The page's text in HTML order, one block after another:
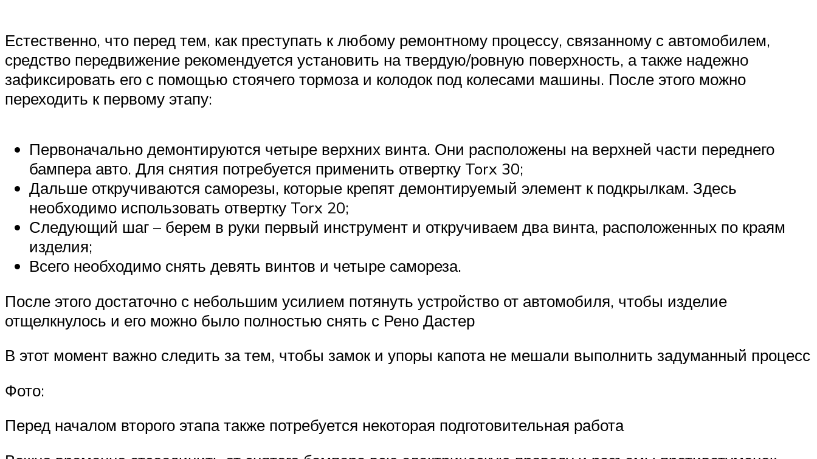
Естественно, что перед тем, как преступать к любому ремонтному процессу, связанному с автомобилем,
средство передвижение рекомендуется установить на твердую/ровную поверхность, а также надежно
зафиксировать его с помощью стоячего тормоза и колодок под колесами машины. После этого можно
переходить к первому этапу:
Первоначально демонтируются четыре верхних винта. Они расположены на верхней части переднего
бампера авто. Для снятия потребуется применить отвертку Torx 30;
Дальше откручиваются саморезы, которые крепят демонтируемый элемент к подкрылкам. Здесь
необходимо использовать отвертку Torx 20;
Следующий шаг – берем в руки первый инструмент и откручиваем два винта, расположенных по краям
изделия;
Всего необходимо снять девять винтов и четыре самореза.
После этого достаточно с небольшим усилием потянуть устройство от автомобиля, чтобы изделие
отщелкнулось и его можно было полностью снять с Рено Дастер
В этот момент важно следить за тем, чтобы замок и упоры капота не мешали выполнить задуманный процесс
Фото:
Перед началом второго этапа также потребуется некоторая подготовительная работа